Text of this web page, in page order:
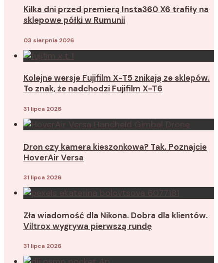
Kilka dni przed premierą Insta360 X6 trafiły na
sklepowe półki w Rumunii
03 sierpnia 2026
Kolejne wersje Fujifilm X-T5 znikają ze sklepów.
To znak, że nadchodzi Fujifilm X-T6
31 lipca 2026
Dron czy kamera kieszonkowa? Tak. Poznajcie
HoverAir Versa
31 lipca 2026
Zła wiadomość dla Nikona. Dobra dla klientów.
Viltrox wygrywa pierwszą rundę
31 lipca 2026